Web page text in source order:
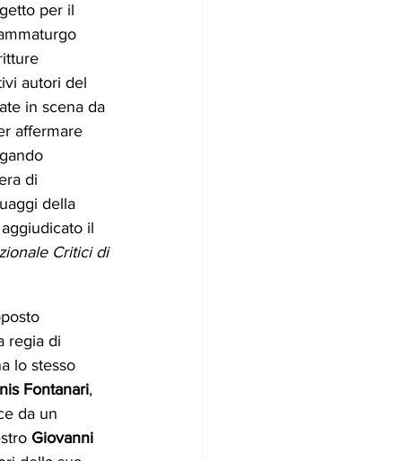
per il
autori del
in scena da
affermare
di
della
il
Critici di
regia di
lo stesso
Fontanari,
da un
Giovanni